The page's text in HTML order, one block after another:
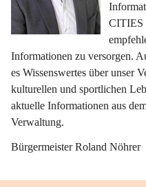
CITIES
Informationen zu versorgen.
es Wissenswertes über unser
kulturellen und sportlichen
aktuelle Informationen aus
Verwaltung.
Bürgermeister Roland Nöhrer